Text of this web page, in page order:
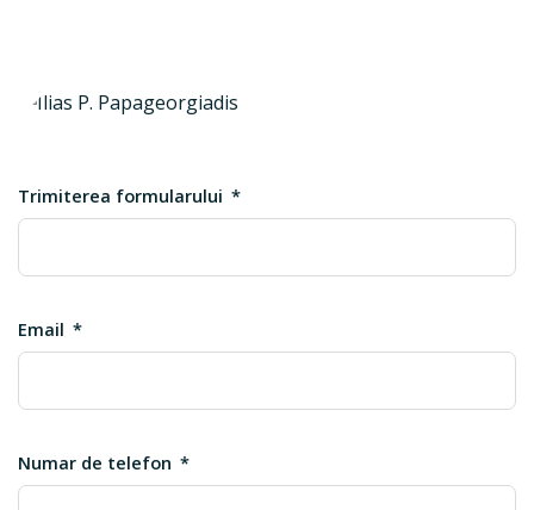
Trimiterea formularului
Email
Numar de telefon